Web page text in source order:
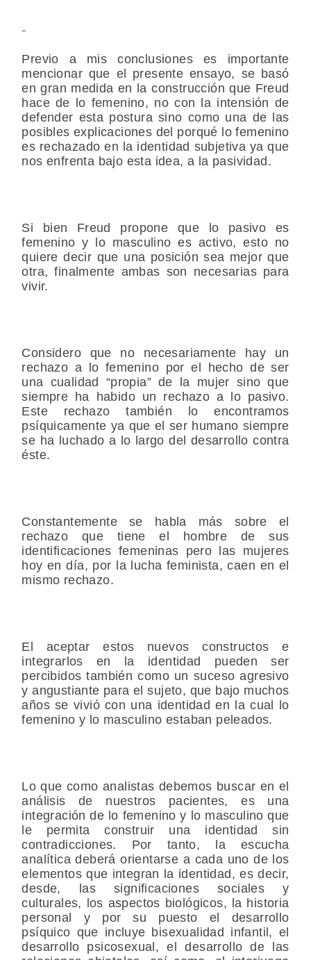
Previo a mis conclusiones es importante
mencionar que el presente ensayo, se basó
en gran medida en la construcción que Freud
hace de lo femenino, no con la intensión de
defender esta postura sino como una de las
posibles explicaciones del porqué lo femenino
es rechazado en la identidad subjetiva ya que
nos enfrenta bajo esta idea, a la pasividad.
Si bien Freud propone que lo pasivo es
femenino y lo masculino es activo, esto no
quiere decir que una posición sea mejor que
otra, finalmente ambas son necesarias para
vivir.
Considero que no necesariamente hay un
rechazo a lo femenino por el hecho de ser
una cualidad “propia” de la mujer sino que
siempre ha habido un rechazo a lo pasivo.
Este rechazo también lo encontramos
psíquicamente ya que el ser humano siempre
se ha luchado a lo largo del desarrollo contra
éste.
Constantemente se habla más sobre el
rechazo que tiene el hombre de sus
identificaciones femeninas pero las mujeres
hoy en día, por la lucha feminista, caen en el
mismo rechazo.
El aceptar estos nuevos constructos e
integrarlos en la identidad pueden ser
percibidos también como un suceso agresivo
y angustiante para el sujeto, que bajo muchos
años se vivió con una identidad en la cual lo
femenino y lo masculino estaban peleados.
Lo que como analistas debemos buscar en el
análisis de nuestros pacientes, es una
integración de lo femenino y lo masculino que
le permita construir una identidad sin
contradicciones. Por tanto, la escucha
analítica deberá orientarse a cada uno de los
elementos que integran la identidad, es decir,
desde, las significaciones sociales y
culturales, los aspectos biológicos, la historia
personal y por su puesto el desarrollo
psíquico que incluye bisexualidad infantil, el
desarrollo psicosexual, el desarrollo de las